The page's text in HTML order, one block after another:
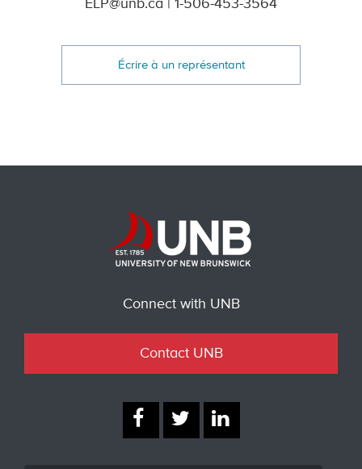
ELP@unb.ca | 1-506-453-3564
Écrire à un représentant
Connect with UNB
Contact UNB